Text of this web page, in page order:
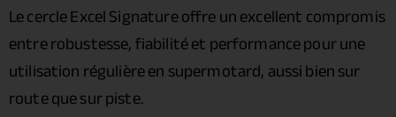
Le cercle Excel Signature offre un excellent compromis
entre robustesse, fiabilité et performance pour une
utilisation régulière en supermotard, aussi bien sur
route que sur piste.